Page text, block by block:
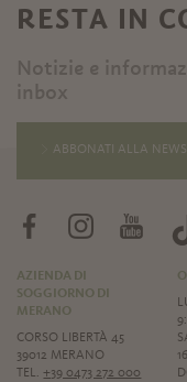
RESTA IN
Notizie e
inbox
ABBONATI ALLA
AZIENDA DI
SOGGIORNO DI
MERANO
CORSO LIBERTÀ 45
39012 MERANO
TEL.+39 0473 272 000